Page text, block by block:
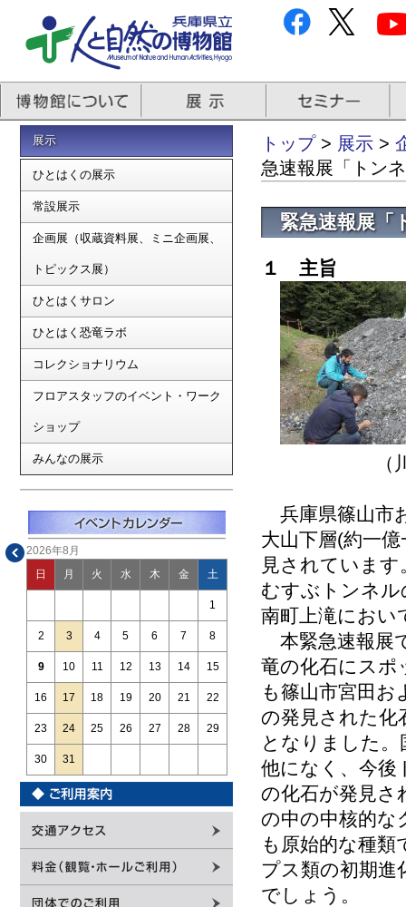
展示
ひとはくの展示
常設展示
企画展（収蔵資料展、ミニ企画展、
トピックス展）
ひとはくサロン
ひとはく恐竜ラボ
コレクショナリウム
フロアスタッフのイベント・ワーク
ショップ
みんなの展示
2026年8月
日 月 火 水 木 金 土
1
2 3 4 5 6 7 8
9 10 11 12 13 14 15
16 17 18 19 20 21 22
23 24 25 26 27 28 29
30 31
トップ> 展示 >
急速報展「トン
緊急速報展「
１ 主旨
（川代第一
兵庫県篠山市
大山下層(約一
見されていま
むすぶトンネル
南町上滝におい
本緊急速報展
竜の化石にスポ
も篠山市宮田
の発見された化
となりました
他になく、今後
の化石が発見さ
の中の中核的な
も原始的な種
プス類の初期進
でしょう。